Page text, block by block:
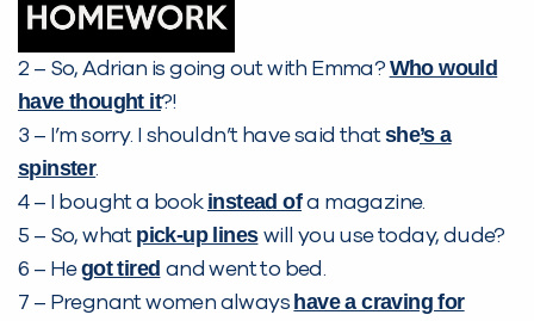
2 – So, Adrian is going out with Emma? Who would
have thought it?!
3 – I’m sorry. I shouldn’t have said thatshe’s a
spinster.
4 – I bought a book instead of a magazine.
5 – So, what pick-up lines will you use today, dude?
6 – Hegot tired and went to bed.
7 – Pregnant women always have a craving for
Preencha com seus dados abaixo e
já vamos te colocar em contato